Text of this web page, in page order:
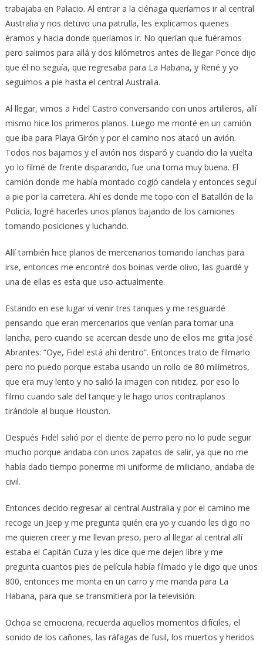
trabajaba en Palacio. Al entrar a la ciénaga queríamos ir al central
Australia y nos detuvo una patrulla, les explicamos quienes
éramos y hacia donde queríamos ir. No querían que fuéramos
pero salimos para allá y dos kilómetros antes de llegar Ponce dijo
que él no seguía, que regresaba para La Habana, y René y yo
seguimos a pie hasta el central Australia.
Al llegar, vimos a Fidel Castro conversando con unos artilleros, allí
mismo hice los primeros planos. Luego me monté en un camión
que iba para Playa Girón y por el camino nos atacó un avión.
Todos nos bajamos y el avión nos disparó y cuando dio la vuelta
yo lo filmé de frente disparando, fue una toma muy buena. El
camión donde me había montado cogió candela y entonces seguí
a pie por la carretera. Ahí es donde me topo con el Batallón de la
Policía, logré hacerles unos planos bajando de los camiones
tomando posiciones y luchando.
Allí también hice planos de mercenarios tomando lanchas para
irse, entonces me encontré dos boinas verde olivo, las guardé y
una de ellas es esta que uso actualmente.
Estando en ese lugar vi venir tres tanques y me resguardé
pensando que eran mercenarios que venían para tomar una
lancha, pero cuando se acercan desde uno de ellos me grita José
Abrantes: “Oye, Fidel está ahí dentro”. Entonces trato de filmarlo
pero no puedo porque estaba usando un rollo de 80 milímetros,
que era muy lento y no salió la imagen con nitidez, por eso lo
filmo cuando sale del tanque y le hago unos contraplanos
tirándole al buque Houston.
Después Fidel salió por el diente de perro pero no lo pude seguir
mucho porque andaba con unos zapatos de salir, ya que no me
había dado tiempo ponerme mi uniforme de miliciano, andaba de
civil.
Entonces decido regresar al central Australia y por el camino me
recoge un Jeep y me pregunta quién era yo y cuando les digo no
me quieren creer y me llevan preso, pero al llegar al central allí
estaba el Capitán Cuza y les dice que me dejen libre y me
pregunta cuantos pies de película había filmado y le digo que unos
800, entonces me monta en un carro y me manda para La
Habana, para que se transmitiera por la televisión.
Ochoa se emociona, recuerda aquellos momentos difíciles, el
sonido de los cañones, las ráfagas de fusil, los muertos y heridos